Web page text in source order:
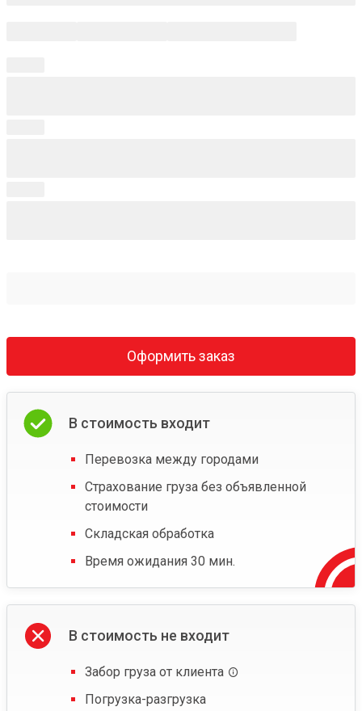
Оформить заказ
В стоимость входит
Перевозка между городами
Страхование груза без объявленной
стоимости
Складская обработка
Время ожидания 30 мин.
В стоимость не входит
Забор груза от клиента
Погрузка-разгрузка